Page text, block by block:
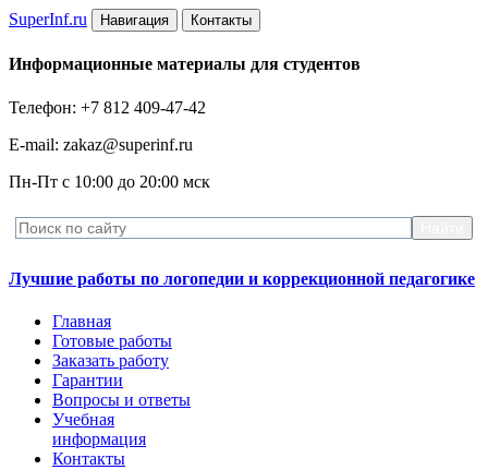
SuperInf.ru Навигация Контакты
Информационные материалы для студентов
Телефон: +7 812 409-47-42
E-mail: zakaz@superinf.ru
Пн-Пт с 10:00 до 20:00 мск
Лучшие работы по логопедии и коррекционной педагогике
Главная
Готовые работы
Заказать работу
Гарантии
Вопросы и ответы
Учебная
информация
Контакты